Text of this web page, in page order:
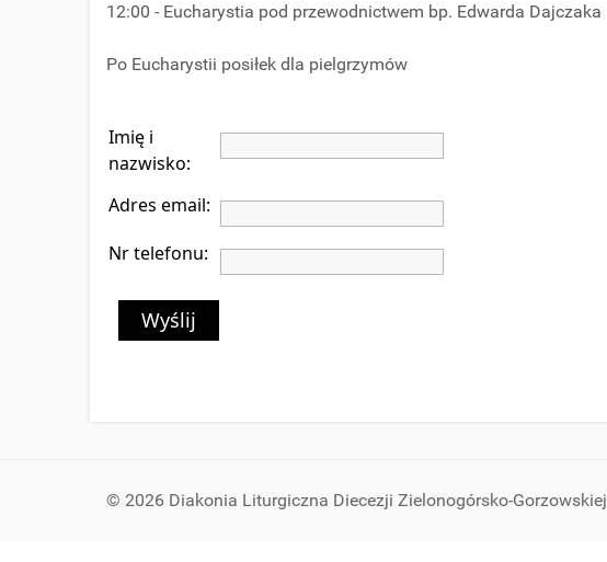
12:00 - Eucharystia pod przewodnictwem bp. Edwarda Dajczaka
Po Eucharystii posiłek dla pielgrzymów
Imię i
nazwisko:
Adres email:
Nr telefonu:
Wyślij
© 2026 Diakonia Liturgiczna Diecezji Zielonogórsko-Gorzowskiej